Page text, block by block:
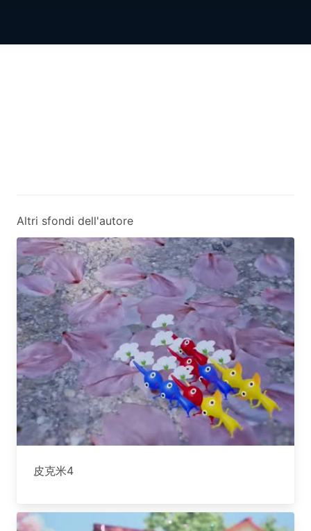
Altri sfondi dell'autore
皮克米4